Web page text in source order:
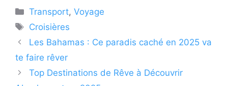
Catégories
Transport,Voyage
Étiquettes
Croisières
Les Bahamas : Ce paradis caché en 2025 va
te faire rêver
Top Destinations de Rêve à Découvrir